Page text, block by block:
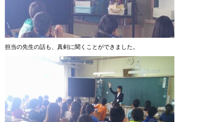
担当の先生の話も、真剣に聞くことができました。